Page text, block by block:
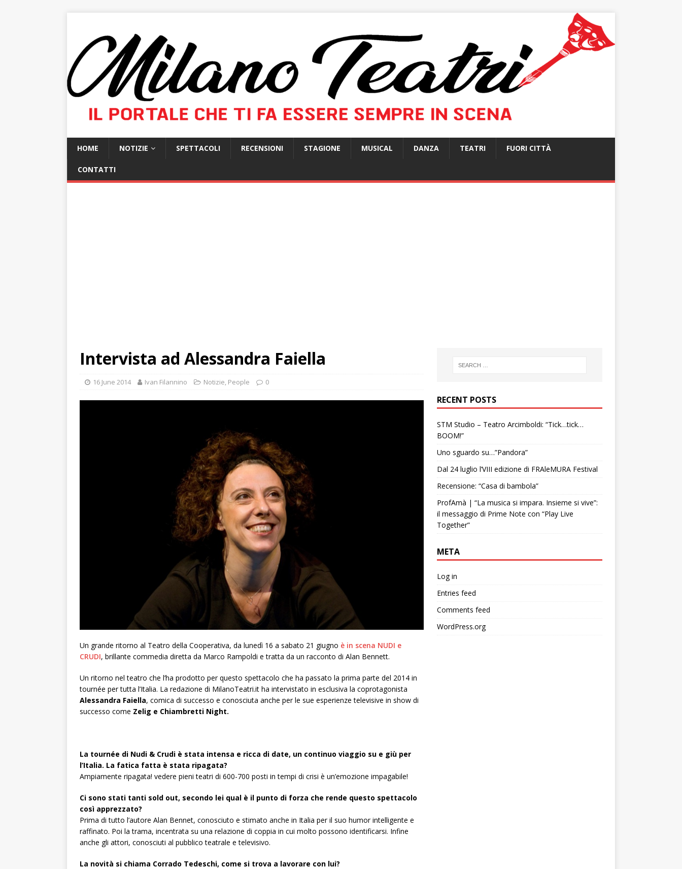
HOME NOTIZIE SPETTACOLI RECENSIONI STAGIONE MUSICAL DANZA TEATRI FUORI CITTÀ
CONTATTI
Intervista ad Alessandra Faiella
16 June 2014 Ivan Filannino Notizie, People 0
Un grande ritorno al Teatro della Cooperativa, da lunedì 16 a sabato 21 giugno è in scena NUDI e
CRUDI, brillante commedia diretta da Marco Rampoldi e tratta da un racconto di Alan Bennett.
Un ritorno nel teatro che l’ha prodotto per questo spettacolo che ha passato la prima parte del 2014 in
tournée per tutta l’Italia. La redazione di MilanoTeatri.it ha intervistato in esclusiva la coprotagonista
Alessandra Faiella, comica di successo e conosciuta anche per le sue esperienze televisive in show di
successo come Zelig e Chiambretti Night.
La tournée di Nudi & Crudi è stata intensa e ricca di date, un continuo viaggio su e giù per
l’Italia. La fatica fatta è stata ripagata?
Ampiamente ripagata! vedere pieni teatri di 600-700 posti in tempi di crisi è un’emozione impagabile!
Ci sono stati tanti sold out, secondo lei qual è il punto di forza che rende questo spettacolo
così apprezzato?
Prima di tutto l’autore Alan Bennet, conosciuto e stimato anche in Italia peril suo humor intelligente e
raffinato. Poi la trama, incentrata su una relazione di coppia in cui molto possono identificarsi. Infine
anche gli attori, conosciuti al pubblico teatrale e televisivo.
La novità si chiama Corrado Tedeschi, come si trova a lavorare con lui?
RECENT POSTS
STM Studio – Teatro Arcimboldi: “Tick…tick…
BOOM!”
Uno sguardo su…”Pandora”
Dal 24 luglio l’VIII edizione di FRAleMURA Festival
Recensione: “Casa di bambola”
ProfAmà | “La musica si impara. Insieme si vive”:
il messaggio di Prime Note con “Play Live
Together”
META
Log in
Entries feed
Comments feed
WordPress.org